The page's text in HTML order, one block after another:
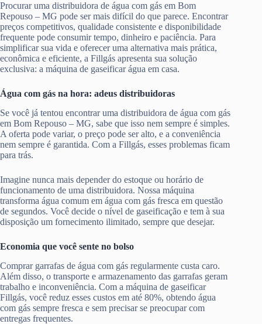
Procurar uma distribuidora de água com gás em Bom
Repouso – MG pode ser mais difícil do que parece. Encontrar
preços competitivos, qualidade consistente e disponibilidade
frequente pode consumir tempo, dinheiro e paciência. Para
simplificar sua vida e oferecer uma alternativa mais prática,
econômica e eficiente, a Fillgás apresenta sua solução
exclusiva: a máquina de gaseificar água em casa.
Água com gás na hora: adeus distribuidoras
Se você já tentou encontrar uma distribuidora de água com gás
em Bom Repouso – MG, sabe que isso nem sempre é simples.
A oferta pode variar, o preço pode ser alto, e a conveniência
nem sempre é garantida. Com a Fillgás, esses problemas ficam
para trás.
Imagine nunca mais depender do estoque ou horário de
funcionamento de uma distribuidora. Nossa máquina
transforma água comum em água com gás fresca em questão
de segundos. Você decide o nível de gaseificação e tem à sua
disposição um fornecimento ilimitado, sempre que desejar.
Economia que você sente no bolso
Comprar garrafas de água com gás regularmente custa caro.
Além disso, o transporte e armazenamento das garrafas geram
trabalho e inconveniência. Com a máquina de gaseificar
Fillgás, você reduz esses custos em até 80%, obtendo água
com gás sempre fresca e sem precisar se preocupar com
entregas frequentes.